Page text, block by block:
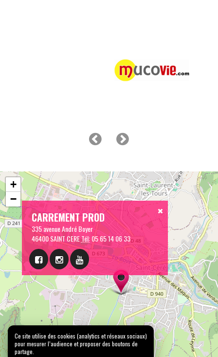
CARREMENT PROD
335 avenue André Boyer
46400 SAINT CERETél:05 65 14 06 33
+
−
Ce site utilise des cookies (analytics et réseaux sociaux)
pour mesurer l’audience et proposer des boutons de
partage.